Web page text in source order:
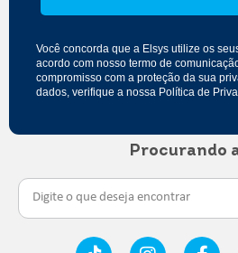
Você concorda que a Elsys utilize os
acordo com nosso termo de
compromisso com a proteção da sua
dados, verifique a nossa Política de
Procurando